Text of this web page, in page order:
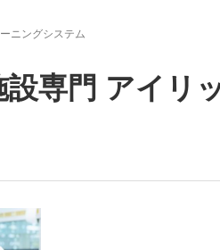
ニングシステム
設専門 アイリ